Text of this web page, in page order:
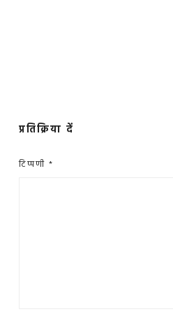
प्रतिक्रिया दें
टिप्पणी *